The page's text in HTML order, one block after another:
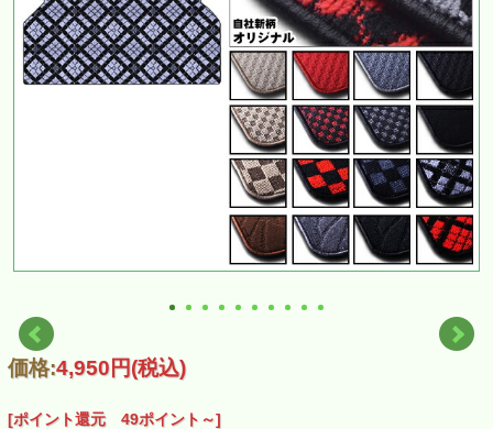
価格:4,950円(税込)
[ポイント還元 49ポイント～]